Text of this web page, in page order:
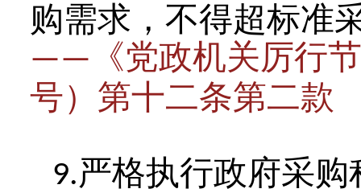
购需求，不得超标准
——
《党政机关厉行
号）第十二条第二款
9.严格执行政府采